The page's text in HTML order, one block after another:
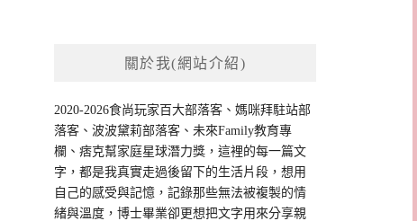
關於我(網站介紹)
2020-2026食尚玩家百大部落客、媽咪拜駐站部
落客、波波黛莉部落客、未來Family教育專
欄、痞克幫家庭星球潛力獎，這裡的每一篇文
字，都是我真實走過後留下的生活片段，想用
自己的感受與記憶，記錄那些無法被複製的情
緒與溫度，博士畢業卻更想把文字用來分享親